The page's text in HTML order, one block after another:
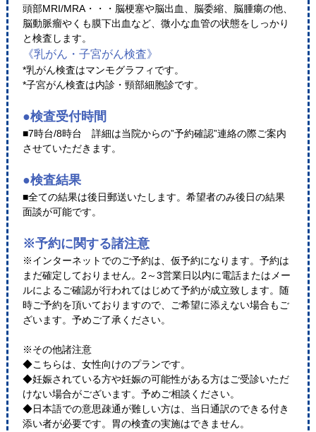
頭部MRI/MRA・・・脳梗塞や脳出血、脳委縮、脳腫瘍の他、
脳動脈瘤やくも膜下出血など、微小な血管の状態をしっかり
と検査します。
《乳がん・子宮がん検査》
*乳がん検査はマンモグラフィです。
*子宮がん検査は内診・頸部細胞診です。
●検査受付時間
■7時台/8時台 詳細は当院からの”予約確認”連絡の際ご案内
させていただきます。
●検査結果
■全ての結果は後日郵送いたします。希望者のみ後日の結果
面談が可能です。
※予約に関する諸注意
※インターネットでのご予約は、仮予約になります。予約は
まだ確定しておりません。2～3営業日以内に電話またはメー
ルによるご確認が行われてはじめて予約が成立致します。随
時ご予約を頂いておりますので、ご希望に添えない場合もご
ざいます。予めご了承ください。
※その他諸注意
◆こちらは、女性向けのプランです。
◆妊娠されている方や妊娠の可能性がある方はご受診いただ
けない場合がございます。予めご相談ください。
◆日本語での意思疎通が難しい方は、当日通訳のできる付き
添い者が必要です。胃の検査の実施はできません。